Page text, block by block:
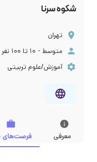
شکوه سرنا
تهران
متوسط - ۱۰ تا ۱۰۰ نفر
آموزش/علوم تربیتی
معرفی فرصت‌های